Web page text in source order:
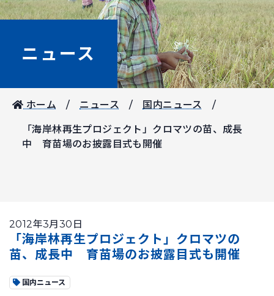
ニュース
ホーム ニュース 国内ニュース
「海岸林再生プロジェクト」クロマツの苗、成長
中 育苗場のお披露目式も開催
2012年3月30日
「海岸林再生プロジェクト」クロマツの
苗、成長中 育苗場のお披露目式も開催
国内ニュース